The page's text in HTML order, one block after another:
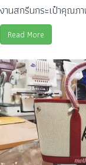
งานสกรีนกระเป๋าคุณภ
Read More